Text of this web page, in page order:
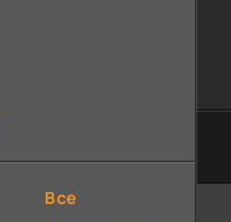
Все